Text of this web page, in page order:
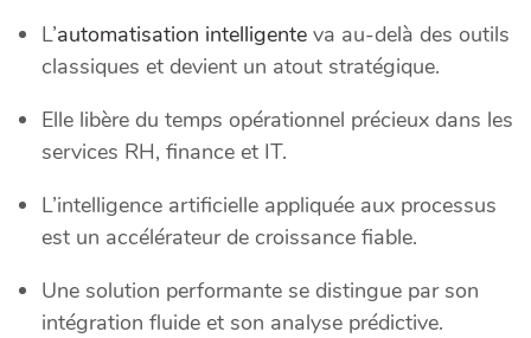
L’automatisation intelligente va au-delà des outils
classiques et devient un atout stratégique.
Elle libère du temps opérationnel précieux dans les
services RH, finance et IT.
L’intelligence artificielle appliquée aux processus
est un accélérateur de croissance fiable.
Une solution performante se distingue par son
intégration fluide et son analyse prédictive.